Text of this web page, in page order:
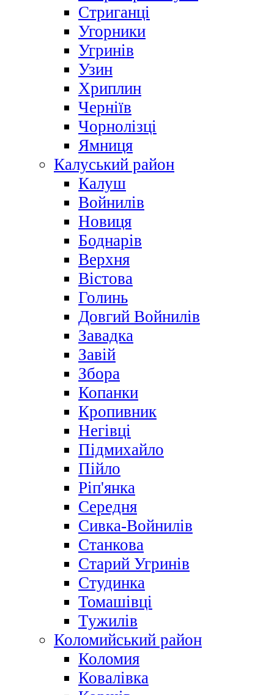
Стриганці
Угорники
Угринів
Узин
Хриплин
Черніїв
Чорнолізці
Ямниця
Калуський район
Калуш
Войнилів
Новиця
Боднарів
Верхня
Вістова
Голинь
Довгий Войнилів
Завадка
Завій
Збора
Копанки
Кропивник
Негівці
Підмихайло
Пійло
Ріп'янка
Середня
Сивка-Войнилів
Станкова
Старий Угринів
Студинка
Томашівці
Тужилів
Коломийський район
Коломия
Ковалівка